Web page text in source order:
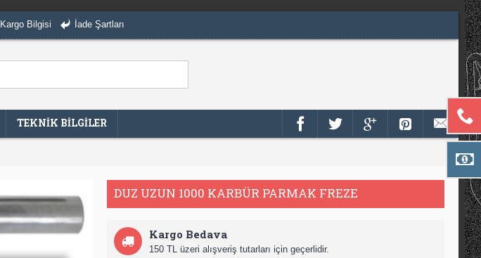
Kargo Bilgisi İade Şartları
TEKNİK BİLGİLER
DUZ UZUN 1000 KARBÜR PARMAK FREZE
Kargo Bedava
150 TL üzeri alışveriş tutarları için geçerlidir.